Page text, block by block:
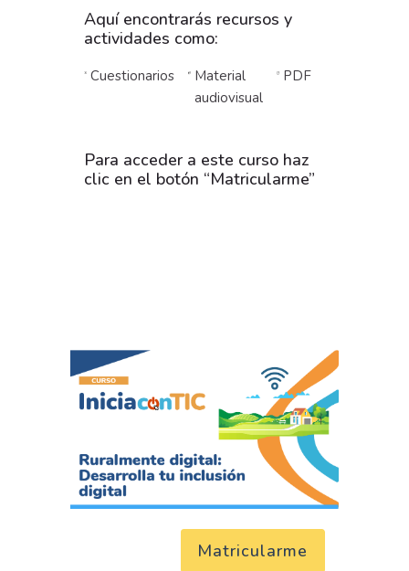
Aquí encontrarás recursos y
actividades como:
Cuestionarios
Material
audiovisual
PDF
Para acceder a este curso haz
clic en el botón “Matricularme”
Matricularme